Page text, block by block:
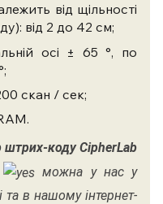
від щільності
від 2 до 42 см;
осі ± 65 °, по
скан / сек;
штрих-коду CipherLab
можна у нас у
та в нашому інтернет-